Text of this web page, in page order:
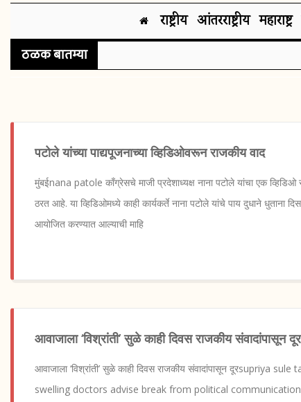
राष्ट्रीय आंतरराष्ट्रीय महाराष्ट्र
ठळक बातम्या
पटोले यांच्या पाद्यपूजनाच्या व्हिडिओवरून राजकीय वाद
मुंबईnana patole काँग्रेसचे माजी प्रदेशाध्यक्ष नाना पटोले यांचा एक व्हिडिओ
ठरत आहे. या व्हिडिओमध्ये काही कार्यकर्ते नाना पटोले यांचे पाय दुधाने धुताना
आयोजित करण्यात आल्याची माहि
आवाजाला ‘विश्रांती’ सुळे काही दिवस राजकीय संवादांपासून दूर
आवाजाला ‘विश्रांती’ सुळे काही दिवस राजकीय संवादांपासून दूरsupriya
swelling doctors advise break from political communication